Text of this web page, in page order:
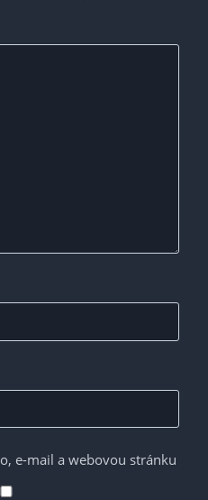
e-mail a webovou stránku